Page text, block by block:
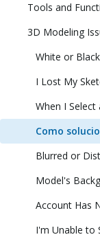
Tools and
3D Modeling
White or
I Lost My
When I Select
Como
Blurred or
Model's
Account Has
I'm Unable to